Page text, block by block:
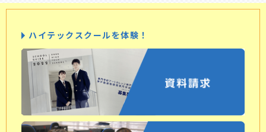
ハイテックスクールを体験！